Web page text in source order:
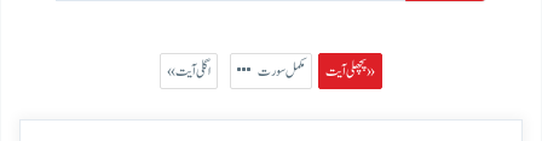
پچھلی آیت » مکمل سورت « اگلی آیت